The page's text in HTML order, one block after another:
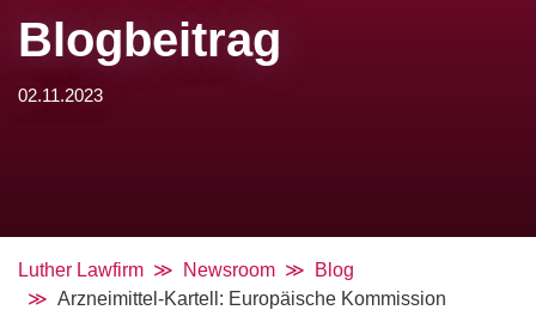
Blogbeitrag
02.11.2023
Luther Lawfirm Newsroom
Blog
Arzneimittel-Kartell: Europäische Kommission